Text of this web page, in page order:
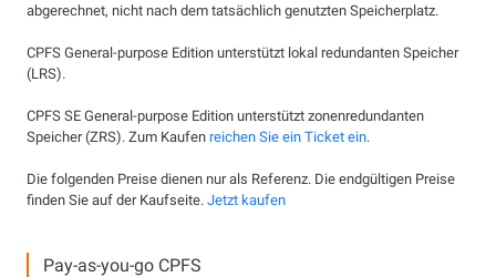
abgerechnet, nicht nach dem tatsächlich genutzten Speicherplatz.
CPFS General-purpose Edition unterstützt lokal redundanten Speicher
(LRS).
CPFS SE General-purpose Edition unterstützt zonenredundanten
Speicher (ZRS). Zum Kaufen reichen Sie ein Ticket ein.
Die folgenden Preise dienen nur als Referenz. Die endgültigen Preise
finden Sie auf der Kaufseite. Jetzt kaufen
Pay-as-you-go CPFS